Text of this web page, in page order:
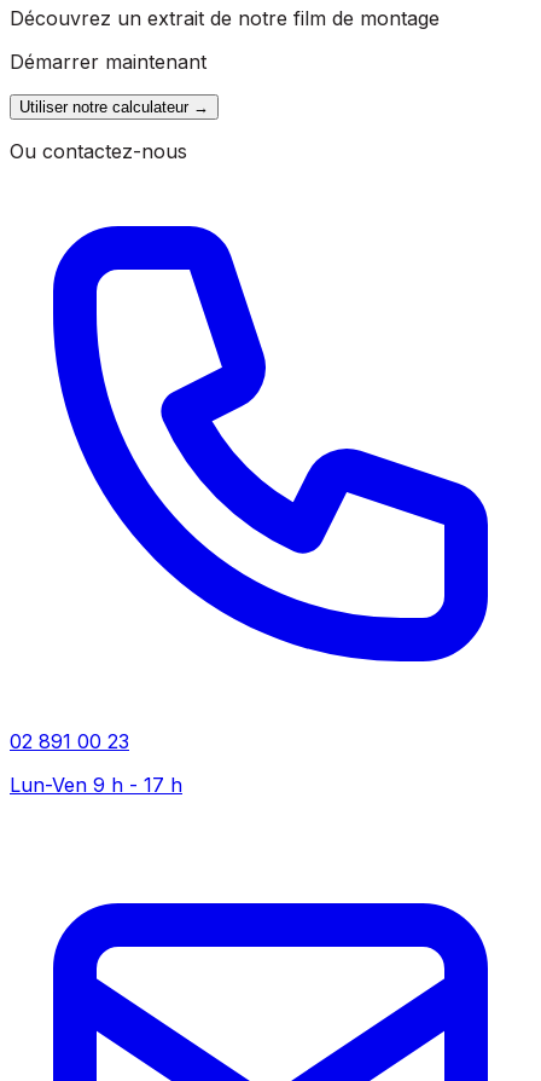
Découvrez un extrait de notre film de montage
Démarrer maintenant
Utiliser notre calculateur→
Ou contactez-nous
02 891 00 23
Lun-Ven 9 h - 17 h